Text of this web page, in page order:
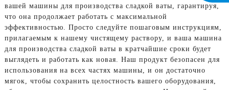
вашей машины для производства сладкой ваты, гарантируя,
что она продолжает работать с максимальной
эффективностью. Просто следуйте пошаговым инструкциям,
прилагаемым к нашему чистящему раствору, и ваша машина
для производства сладкой ваты в кратчайшие сроки будет
выглядеть и работать как новая. Наш продукт безопасен для
использования на всех частях машины, и он достаточно
мягок, чтобы сохранить целостность вашего оборудования,